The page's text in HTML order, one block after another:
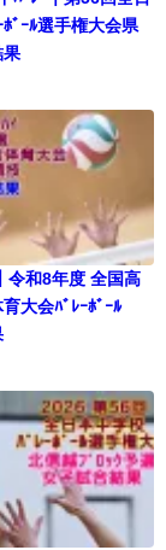
ﾞｰﾙ選手権大会県
令和8年度 全国高
大会ﾊﾞﾚｰﾎﾞｰﾙ